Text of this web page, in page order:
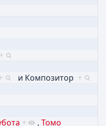
+
и Композитор +
+ , Томо